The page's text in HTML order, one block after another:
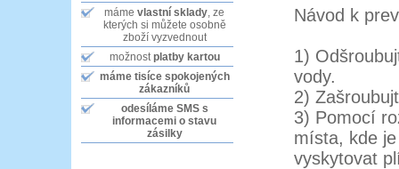
máme vlastní sklady, ze
kterých si můžete osobně
zboží vyzvednout
možnostplatby kartou
máme tisíce spokojených
zákazníků
odesíláme SMSs
informacemi o stavu
zásilky
Návod k
1)
vody.
2)
3) Pomocí
místa, kde
vyskytovat